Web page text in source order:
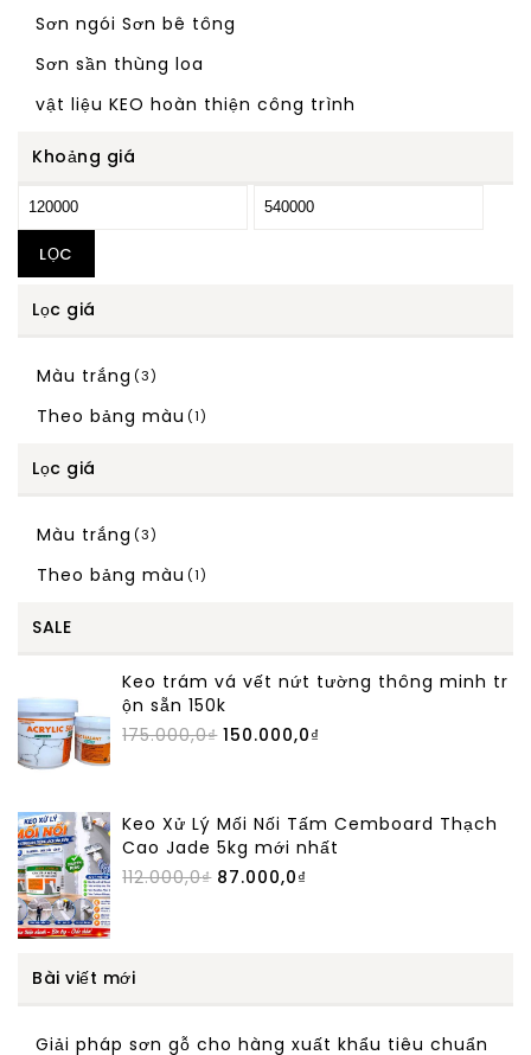
Sơn ngói Sơn bê tông
Sơn sần thùng loa
vật liệu KEO hoàn thiện công trình
Khoảng giá
LỌC
Lọc giá
Màu trắng (3)
Theo bảng màu (1)
Lọc giá
Màu trắng (3)
Theo bảng màu (1)
SALE
Keo trám vá vết nứt tường thông minh tr
ộn sẵn 150k
175.000,0₫ 150.000,0₫
Keo Xử Lý Mối Nối Tấm Cemboard Thạch
Cao Jade 5kg mới nhất
112.000,0₫ 87.000,0₫
Bài viết mới
Giải pháp sơn gỗ cho hàng xuất khẩu tiêu chuẩn